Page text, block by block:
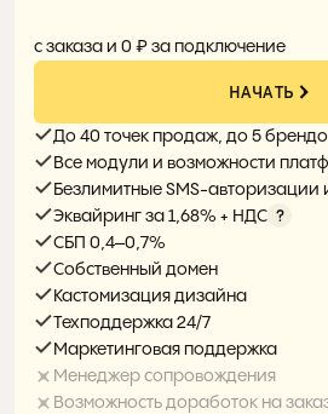
с заказа и 0 ₽ за подключение
НАЧАТЬ
До 40 точек продаж, до 5
Все модули и возможности
Безлимитные SMS-авторизации
Эквайринг за 1,68% + НДС
СБП 0,4–0,7%
Собственный домен
Кастомизация дизайна
Техподдержка 24/7
Маркетинговая поддержка
Менеджер сопровождения
Возможность доработок на